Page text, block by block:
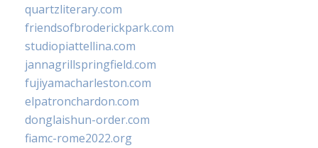
quartzliterary.com
friendsofbroderickpark.com
studiopiattellina.com
jannagrillspringfield.com
fujiyamacharleston.com
elpatronchardon.com
donglaishun-order.com
fiamc-rome2022.org